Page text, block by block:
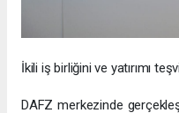
İkili iş birliğini ve yatırımı
DAFZ merkezinde